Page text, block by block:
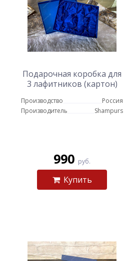
Подарочная коробка для
3 лафитников (картон)
Производство
Россия
Производитель
Shampurs
990 руб.
Купить